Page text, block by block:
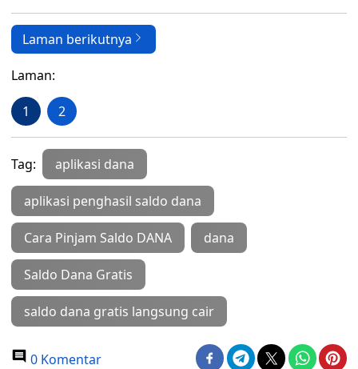
Laman berikutnya
Laman:
1 2
Tag: aplikasi dana
aplikasi penghasil saldo dana
Cara Pinjam Saldo DANA dana
Saldo Dana Gratis
saldo dana gratis langsung cair
0 Komentar